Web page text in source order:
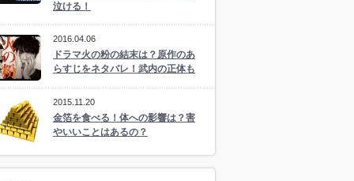
泣ける！
2016.04.06
ドラマ火の粉の結末は？原作のあ
らすじをネタバレ！武内の正体も
2015.11.20
金箔を食べる！体への影響は？害
やいいことはあるの？